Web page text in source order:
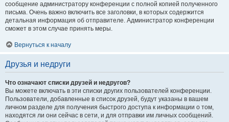
сообщение администратору конференции с полной копией полученного
письма. Очень важно включить все заголовки, в которых содержится
детальная информация об отправителе. Администратор конференции
сможет в этом случае принять меры.
Вернуться к началу
Друзья и недруги
Что означают списки друзей и недругов?
Вы можете включать в эти списки других пользователей конференции.
Пользователи, добавленные в список друзей, будут указаны в вашем
личном разделе для получения быстрого доступа к информации о том,
находятся ли они сейчас в сети, и для отправки им личных сообщений.